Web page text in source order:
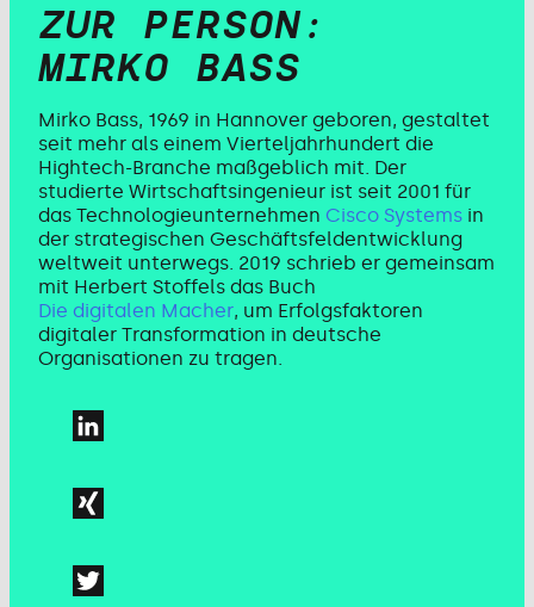
ZUR PERSON:
MIRKO BASS
Mirko Bass, 1969 in Hannover geboren, gestaltet
seit mehr als einem Vierteljahrhundert die
Hightech-Branche maßgeblich mit. Der
studierte Wirtschaftsingenieur ist seit 2001 für
das Technologieunternehmen Cisco Systems in
der strategischen Geschäftsfeldentwicklung
weltweit unterwegs. 2019 schrieb er gemeinsam
mit Herbert Stoffels das Buch
Die digitalen Macher, um Erfolgsfaktoren
digitaler Transformation in deutsche
Organisationen zu tragen.